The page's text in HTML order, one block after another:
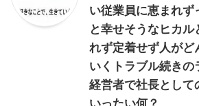
い従業員に恵まれず
と幸せそうなヒカル
れず定着せず人がど
いくトラブル続きの
経営者で社長として